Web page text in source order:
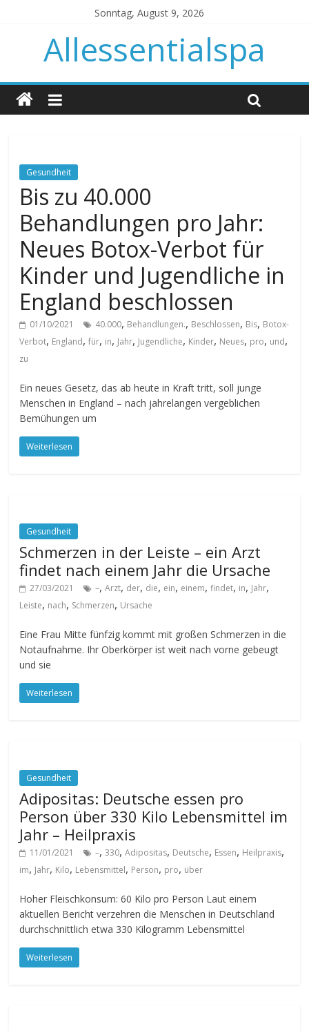
Sonntag, August 9, 2026
Allessentialspa
Gesundheit
Bis zu 40.000
Behandlungen pro Jahr:
Neues Botox-Verbot für
Kinder und Jugendliche in
England beschlossen
01/10/2021 40.000, Behandlungen., Beschlossen, Bis, Botox-
Verbot, England,für, in, Jahr, Jugendliche, Kinder, Neues, pro, und,
zu
Ein neues Gesetz, das ab heute in Kraft tritt, soll junge
Menschen in England – nach jahrelangen vergeblichen
Bemühungen um
Weiterlesen
Gesundheit
Schmerzen in der Leiste – ein Arzt
findet nach einem Jahr die Ursache
27/03/2021 –,Arzt, der, die, ein, einem,findet, in, Jahr,
Leiste, nach, Schmerzen, Ursache
Eine Frau Mitte fünfzig kommt mit großen Schmerzen in die
Notaufnahme. Ihr Oberkörper ist weit nach vorne gebeugt
und sie
Weiterlesen
Gesundheit
Adipositas: Deutsche essen pro
Person über 330 Kilo Lebensmittel im
Jahr – Heilpraxis
11/01/2021 –,330,Adipositas, Deutsche, Essen, Heilpraxis,
im, Jahr, Kilo, Lebensmittel, Person, pro, über
Hoher Fleischkonsum: 60 Kilo pro Person Laut einem
aktuellen Bericht verzehren die Menschen in Deutschland
durchschnittlich etwa 330 Kilogramm Lebensmittel
Weiterlesen